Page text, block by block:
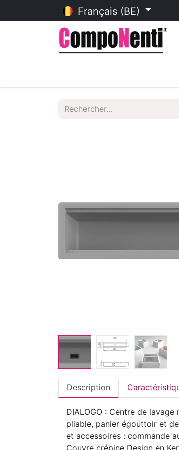
Français (BE)
Description
DIALOGO : Centre de
pliable, panier égouttoir et
et accessoires : commande
Couvre crépine Design en